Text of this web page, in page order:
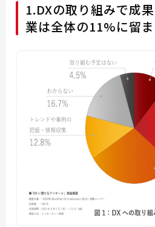
1.DXの取り組みで成
業は全体の11%に留